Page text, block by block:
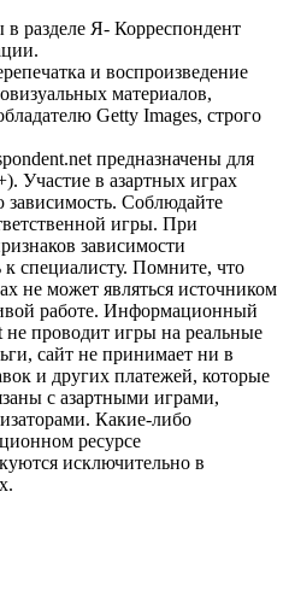
разделе Я- Корреспондент
и воспроизведение
материалов,
Getty Images, строго
предназначены для
Участие в азартных играх
Соблюдайте
игры. При
зависимости
к специалисту. Помните, что
не может являться источником
работе. Информационный
не проводит игры на реальные
сайт не принимает ни в
и других платежей, которые
с азартными играми,
Какие-либо
ресурсе
исключительно в